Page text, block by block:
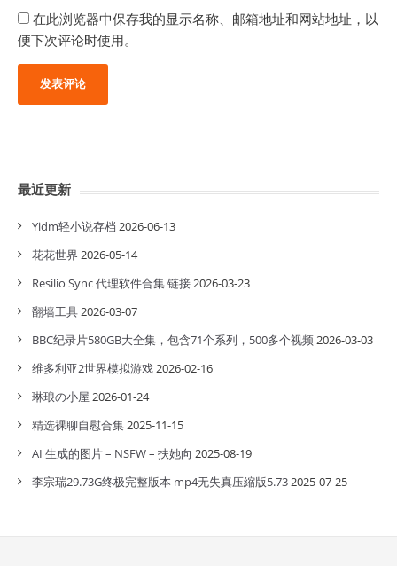
在此浏览器中保存我的显示名称、邮箱地址和网站地址，以
便下次评论时使用。
最近更新
Yidm轻小说存档 2026-06-13
花花世界 2026-05-14
Resilio Sync 代理软件合集 链接2026-03-23
翻墙工具2026-03-07
BBC纪录片580GB大全集，包含71个系列，500多个视频2026-03-03
维多利亚2世界模拟游戏2026-02-16
琳琅の小屋 2026-01-24
精选裸聊自慰合集2025-11-15
AI 生成的图片 – NSFW – 扶她向 2025-08-19
李宗瑞29.73G终极完整版本 mp4无失真压縮版5.732025-07-25